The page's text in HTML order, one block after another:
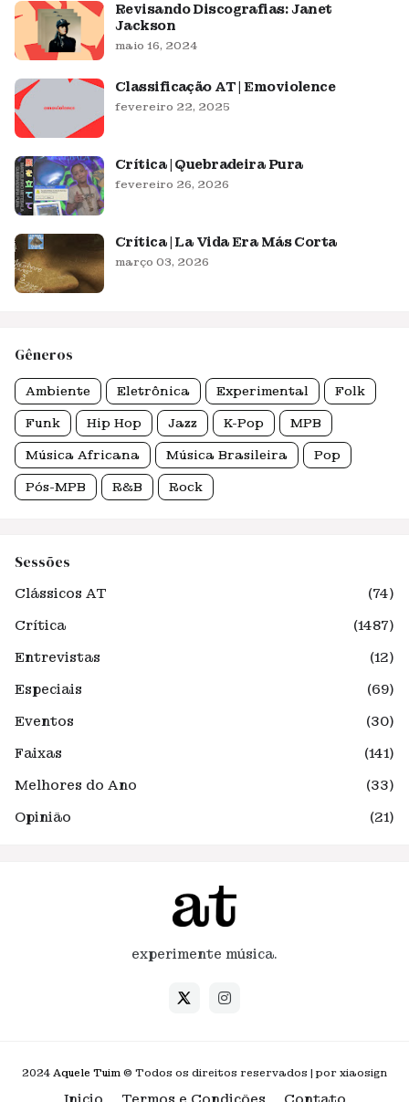
Revisando Discografias: Janet
Jackson
maio 16, 2024
Classificação AT | Emoviolence
fevereiro 22, 2025
Crítica | Quebradeira Pura
fevereiro 26, 2026
Crítica | La Vida Era Más Corta
março 03, 2026
Gêneros
Ambiente Eletrônica Experimental Folk
Funk Hip Hop Jazz K-Pop MPB
Música Africana Música Brasileira Pop
Pós-MPB R&B Rock
Sessões
Clássicos AT
(74)
Crítica
(1487)
Entrevistas
(12)
Especiais
(69)
Eventos
(30)
Faixas
(141)
Melhores do Ano
(33)
Opinião
(21)
experimente música.
2024 Aquele Tuim © Todos os direitos reservados | por xiaosign